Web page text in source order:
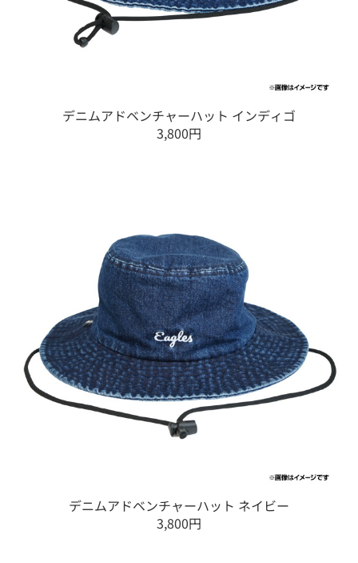
デニムアドベンチャーハット インディゴ
3,800円
デニムアドベンチャーハット ネイビー
3,800円